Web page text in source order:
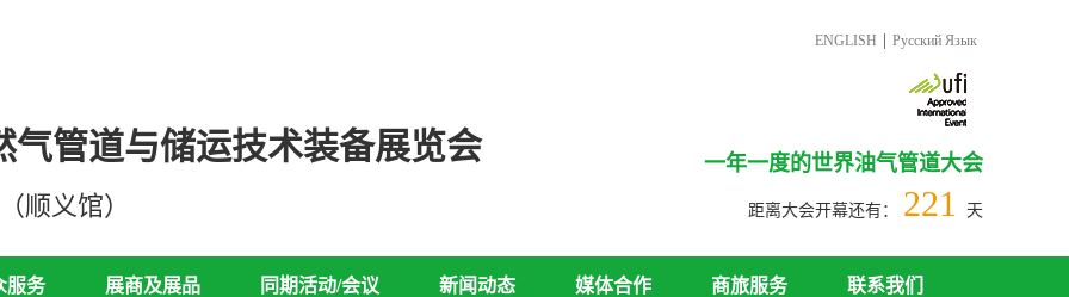
管道与储运技术装备展览会
顺义馆）
ENGLISH Русский Язык
一年一度的世界油气管道大会
距离大会开幕还有： 221 天
服务 展商及展品 同期活动/会议 新闻动态 媒体合作 商旅服务 联系我们